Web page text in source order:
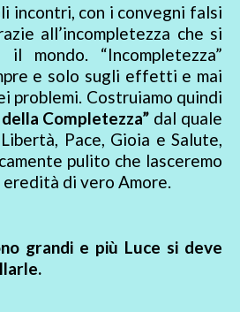
incontri, con i convegni falsi
all’incompletezza che si
mondo. “Incompletezza”
e solo sugli effetti e mai
problemi. Costruiamo quindi
Completezza” dal quale
Pace, Gioia e Salute,
pulito che lasceremo
di vero Amore.
grandi e più Luce si deve